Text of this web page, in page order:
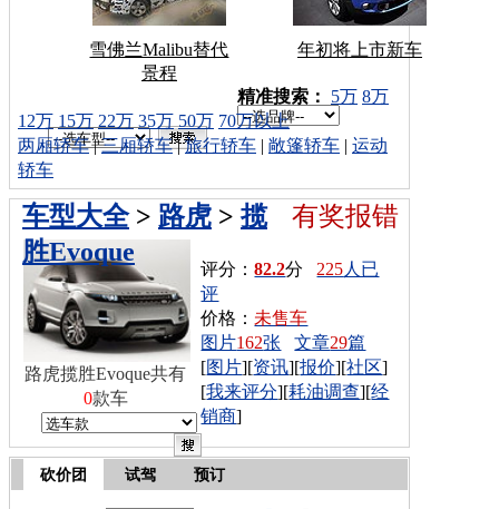
雪佛兰Malibu替代
景程
年初将上市新车
车型搜索：
精准搜索： 5万 8万
12万 15万 22万 35万 50万 70万以上
两厢轿车|三厢轿车|旅行轿车 | 敞篷轿车 | 运动
轿车
有奖报错
车型大全> 路虎 >揽
胜Evoque
评分：82.2分 225人已
评
价格： 未售车
图片162张 文章29篇
[图片][资讯][报价][社区]
[我来评分][耗油调查][经
销商]
路虎揽胜Evoque共有
0款车
砍价团 试驾 预订